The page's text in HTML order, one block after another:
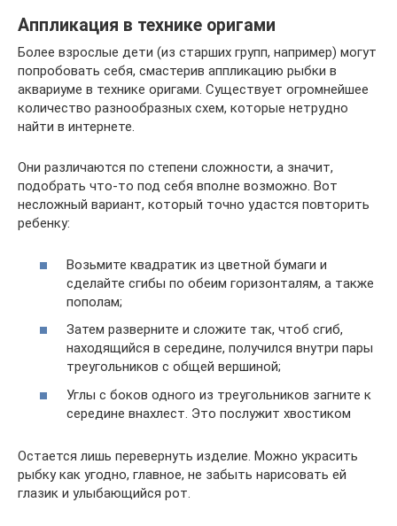
Аппликация в технике оригами
Более взрослые дети (из старших групп, например) могут
попробовать себя, смастерив аппликацию рыбки в
аквариуме в технике оригами. Существует огромнейшее
количество разнообразных схем, которые нетрудно
найти в интернете.
Они различаются по степени сложности, а значит,
подобрать что-то под себя вполне возможно. Вот
несложный вариант, который точно удастся повторить
ребенку:
Возьмите квадратик из цветной бумаги и
сделайте сгибы по обеим горизонталям, а также
пополам;
Затем разверните и сложите так, чтоб сгиб,
находящийся в середине, получился внутри пары
треугольников с общей вершиной;
Углы с боков одного из треугольников загните к
середине внахлест. Это послужит хвостиком
Остается лишь перевернуть изделие. Можно украсить
рыбку как угодно, главное, не забыть нарисовать ей
глазик и улыбающийся рот.